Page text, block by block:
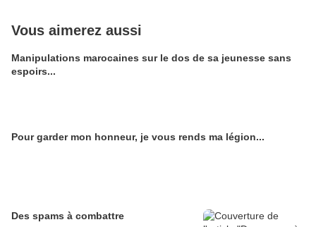
Vous aimerez aussi
Manipulations marocaines sur le dos de sa jeunesse sans
espoirs...
Pour garder mon honneur, je vous rends ma légion...
Des spams à combattre